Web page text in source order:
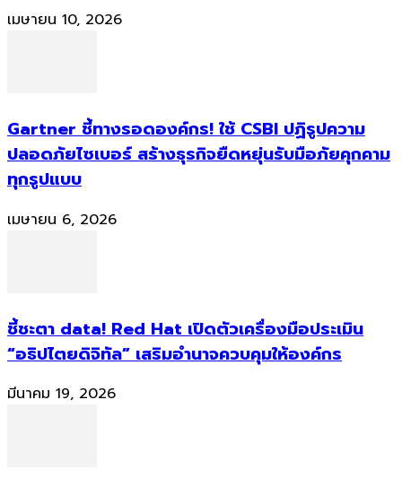
เมษายน 10, 2026
Gartner ชี้ทางรอดองค์กร! ใช้ CSBI ปฏิรูปความ
ปลอดภัยไซเบอร์ สร้างธุรกิจยืดหยุ่นรับมือภัยคุกคาม
ทุกรูปแบบ
เมษายน 6, 2026
ชี้ชะตา data! Red Hat เปิดตัวเครื่องมือประเมิน
“อธิปไตยดิจิทัล” เสริมอำนาจควบคุมให้องค์กร
มีนาคม 19, 2026